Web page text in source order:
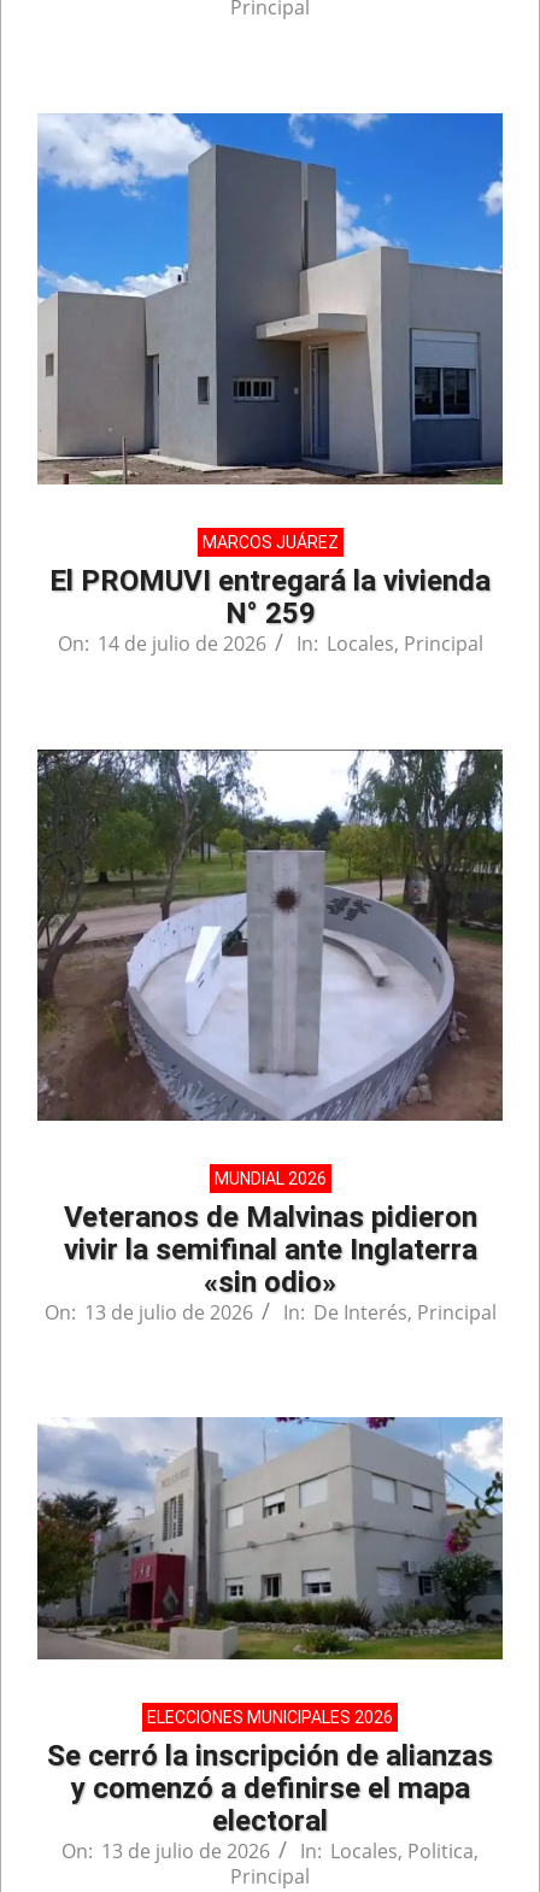
Principal
MARCOS JUÁREZ
El PROMUVI entregará la vivienda
N° 259
On: 14 de julio de 2026 In: Locales, Principal
MUNDIAL 2026
Veteranos de Malvinas pidieron
vivir la semifinal ante Inglaterra
«sin odio»
On: 13 de julio de 2026 In: De Interés, Principal
ELECCIONES MUNICIPALES 2026
Se cerró la inscripción de alianzas
y comenzó a definirse el mapa
electoral
On: 13 de julio de 2026 In: Locales, Politica,
Principal